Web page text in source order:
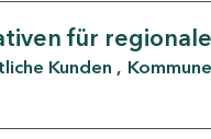
für
Kunden